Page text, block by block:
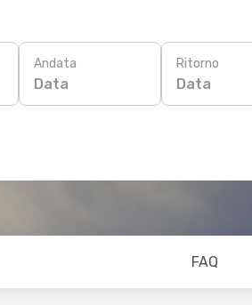
Andata
Data
Ritorno
Data
FAQ